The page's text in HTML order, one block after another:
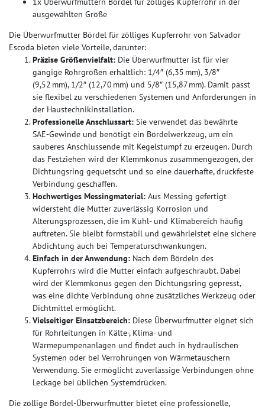
ausgewählten Größe
Die Überwurfmutter Bördel für zölliges Kupferrohr von Salvador
Escoda bieten viele Vorteile, darunter:
Präzise Größenvielfalt: Die Überwurfmutter ist für vier
gängige Rohrgrößen erhältlich: 1/4″ (6,35 mm), 3/8″
(9,52 mm), 1/2″ (12,70 mm) und 5/8″ (15,87 mm). Damit passt
sie flexibel zu verschiedenen Systemen und Anforderungen in
der Haustechnikinstallation.
Professionelle Anschlussart: Sie verwendet das bewährte
SAE‑Gewinde und benötigt ein Bördelwerkzeug, um ein
sauberes Anschlussende mit Kegelstumpf zu erzeugen. Durch
das Festziehen wird der Klemmkonus zusammengezogen, der
Dichtungsring gequetscht und so eine dauerhafte, druckfeste
Verbindung geschaffen.
Hochwertiges Messingmaterial: Aus Messing gefertigt
widersteht die Mutter zuverlässig Korrosion und
Alterungsprozessen, die im Kühl- und Klimabereich häufig
auftreten. Sie bleibt formstabil und gewährleistet eine sichere
Abdichtung auch bei Temperaturschwankungen.
Einfach in der Anwendung: Nach dem Bördeln des
Kupferrohrs wird die Mutter einfach aufgeschraubt. Dabei
wird der Klemmkonus gegen den Dichtungsring gepresst,
was eine dichte Verbindung ohne zusätzliches Werkzeug oder
Dichtmittel ermöglicht.
Vielseitiger Einsatzbereich: Diese Überwurfmutter eignet sich
für Rohrleitungen in Kälte-, Klima- und
Wärmepumpenanlagen und findet auch in hydraulischen
Systemen oder bei Verrohrungen von Wärmetauschern
Verwendung. Sie ermöglicht zuverlässige Verbindungen ohne
Leckage bei üblichen Systemdrücken.
Die zöllige Bördel-Überwurfmutter bietet eine professionelle,